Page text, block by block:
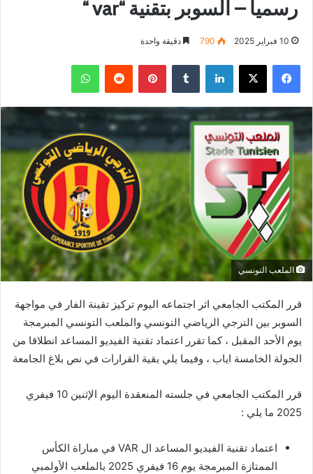
رسميا – السوبر بتقنية “var “
10 فبراير 2025 790 دقيقة واحدة
فيسبوك ‫X لينكدإن بينتيريست واتساب
الملعب التونسي
قرر المكتب الجامعي اثر اجتماعه اليوم تركيز تقينة الفار في مواجهة
السوبر بين الترجي الرياضي التونسي والملعب التونسي المبرمجة
يوم الأحد المقبل ، كما تقرر اعتماد تقنية الفيديو المساعد انطلاقا من
الجولة الخامسة اياب ، وفيما يلي بقية القرارات في نص بلاغ الجامعة
قرر المكتب الجامعي في جلسته المنعقدة اليوم الإثنين 10 فيفري
2025 ما يلي :
اعتماد تقنية الفيديو المساعد ال VAR في مباراة الكأس
الممتازة المبرمجة يوم 16 فيفري 2025 بالملعب الأولمبي